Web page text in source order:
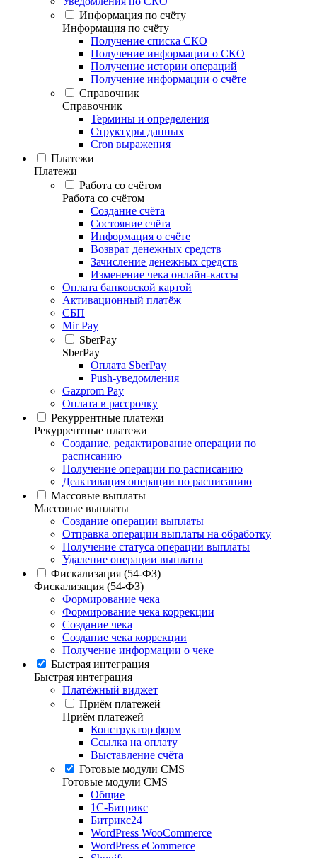
Информация по счёту
Информация по счёту
Получение списка СКО
Получение информации о СКО
Получение истории операций
Получение информации о счёте
Справочник
Справочник
Термины и определения
Структуры данных
Cron выражения
Платежи
Платежи
Работа со счётом
Работа со счётом
Создание счёта
Состояние счёта
Информация о счёте
Возврат денежных средств
Зачисление денежных средств
Изменение чека онлайн-кассы
Оплата банковской картой
Активационный платёж
СБП
Mir Pay
SberPay
SberPay
Оплата SberPay
Push-уведомления
Gazprom Pay
Оплата в рассрочку
Рекуррентные платежи
Рекуррентные платежи
Создание, редактирование операции по
расписанию
Получение операции по расписанию
Деактивация операции по расписанию
Массовые выплаты
Массовые выплаты
Создание операции выплаты
Отправка операции выплаты на обработку
Получение статуса операции выплаты
Удаление операции выплаты
Фискализация (54-ФЗ)
Фискализация (54-ФЗ)
Формирование чека
Формирование чека коррекции
Создание чека
Создание чека коррекции
Получение информации о чеке
Быстрая интеграция
Быстрая интеграция
Платёжный виджет
Приём платежей
Приём платежей
Конструктор форм
Ссылка на оплату
Выставление счёта
Готовые модули CMS
Готовые модули CMS
Общие
1С-Битрикс
Битрикс24
WordPress WooCommerce
WordPress eCommerce